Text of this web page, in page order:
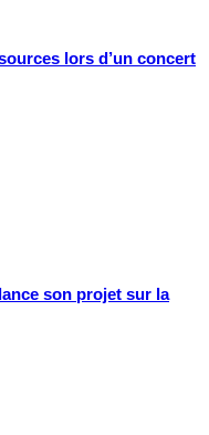
lors d’un concert
son projet sur la